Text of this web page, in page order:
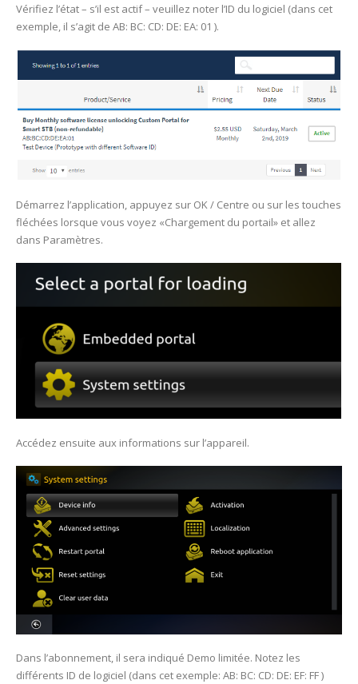
Vérifiez l’état – s’il est actif – veuillez noter l’ID du logiciel (dans cet
exemple, il s’agit de AB: BC: CD: DE: EA: 01 ).
Démarrez l’application, appuyez sur OK / Centre ou sur les touches
fléchées lorsque vous voyez «Chargement du portail» et allez
dans Paramètres.
Accédez ensuite aux informations sur l’appareil.
Dans l’abonnement, il sera indiqué Demo limitée. Notez les
différents ID de logiciel (dans cet exemple: AB: BC: CD: DE: EF: FF )